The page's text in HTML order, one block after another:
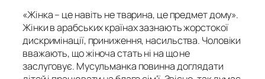
«Жінка – це навіть не тварина, це предмет дому».
Жінки в арабських країнах зазнають жорстокої
дискримінації, приниження, насильства. Чоловіки
вважають, що жіноча стать ні на що не
заслуговує. Мусульманка повинна доглядати